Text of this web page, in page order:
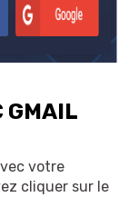
GMAIL
votre
cliquer sur le